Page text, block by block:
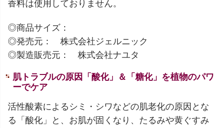
香料は使用しておりません。
◎商品サイズ：
◎発売元： 株式会社ジェルニック
◎製造販売元： 株式会社ナユタ
肌トラブルの原因「酸化」＆「糖化」を植物のパワ
ーでケア
活性酸素によるシミ・シワなどの肌老化の原因とな
る「酸化」と、お肌が固くなり、たるみや黄ぐすみ